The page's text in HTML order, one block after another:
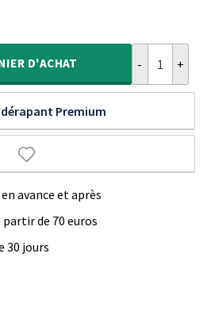
800,00 €.
551,90 €.
D'ACHAT
Premium
avance et après
de 70 euros
30 jours